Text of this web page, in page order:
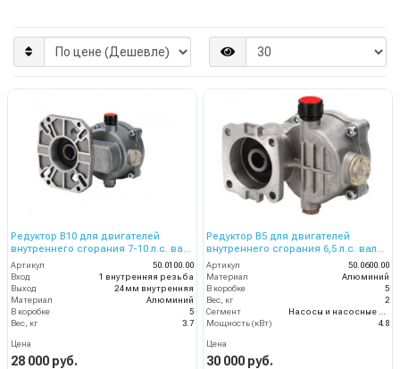
Редуктор B10 для двигателей
внутреннего сгорания 7-10 л.с. вал
дв. 25,4 мм - 1 насос 24
Артикул
50.0100.00
Вход
1 внутренняя резьба
Выход
24 мм внутренняя
Материал
Алюминий
В коробке
5
Вес, кг
3.7
Цена
28 000 руб.
Редуктор B5 для двигателей
внутреннего сгорания 6,5 л.с. вал
дв. 19,05 мм - 3/4 насос 24
Артикул
50.0600.00
Материал
Алюминий
В коробке
5
Вес, кг
2
Сегмент
Мощность (кВт)
4.8
Цена
30 000 руб.